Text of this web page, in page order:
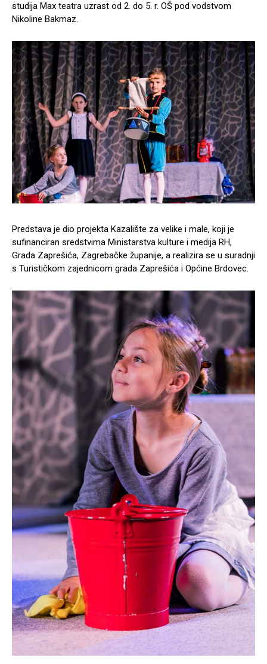
studija Max teatra uzrast od 2. do 5. r. OŠ pod vodstvom
Nikoline Bakmaz.
Predstava je dio projekta Kazalište za velike i male, koji je
sufinanciran sredstvima Ministarstva kulture i medija RH,
Grada Zaprešića, Zagrebačke županije, a realizira se u suradnji
s Turističkom zajednicom grada Zaprešića i Općine Brdovec.